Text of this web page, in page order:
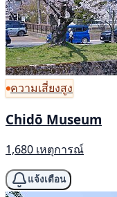
ความเสี่ยงสูง
Chidō Museum
1,680 เหตุการณ์
แจ้งเตือน